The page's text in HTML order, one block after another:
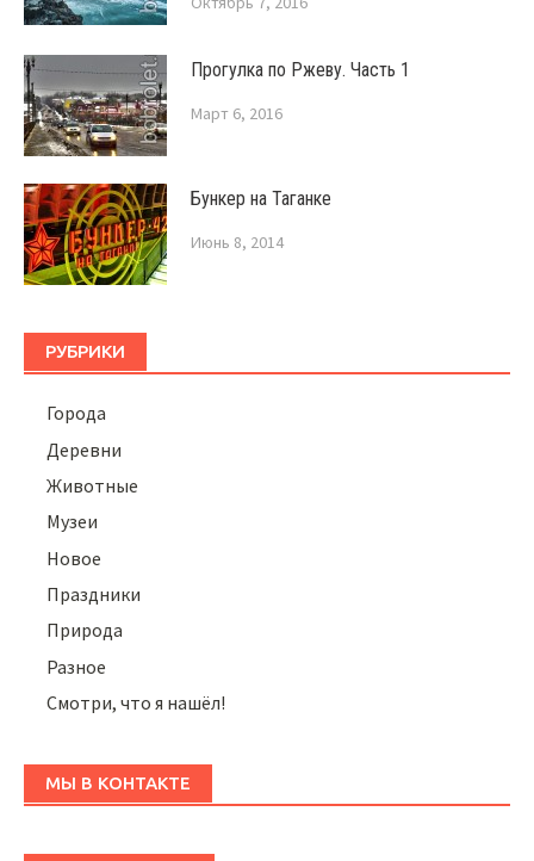
Прогулка по Ржеву. Часть 1
Март 6, 2016
Бункер на Таганке
Июнь 8, 2014
РУБРИКИ
Города
Деревни
Животные
Музеи
Новое
Праздники
Природа
Разное
Смотри, что я нашёл!
МЫ В КОНТАКТЕ